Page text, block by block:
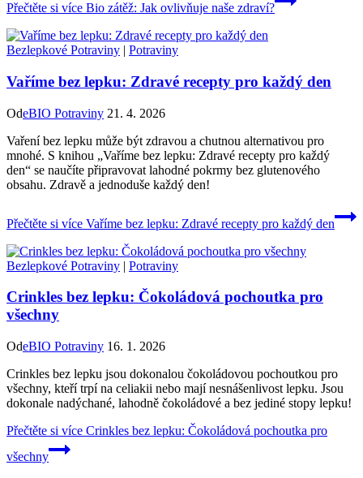
Přečtěte si více Bio zátěž: Jak ovlivňuje naše zdraví?
Bezlepkové Potraviny | Potraviny
Vaříme bez lepku: Zdravé recepty pro každý den
OdeBIO Potraviny 21. 4. 2026
Vaření bez lepku může být zdravou a chutnou alternativou pro
mnohé. S knihou „Vaříme bez lepku: Zdravé recepty pro každý
den“ se naučíte připravovat lahodné pokrmy bez glutenového
obsahu. Zdravě a jednoduše každý den!
Přečtěte si více Vaříme bez lepku: Zdravé recepty pro každý den
Bezlepkové Potraviny | Potraviny
Crinkles bez lepku: Čokoládová pochoutka pro
všechny
OdeBIO Potraviny 16. 1. 2026
Crinkles bez lepku jsou dokonalou čokoládovou pochoutkou pro
všechny, kteří trpí na celiakii nebo mají nesnášenlivost lepku. Jsou
dokonale nadýchané, lahodně čokoládové a bez jediné stopy lepku!
Přečtěte si více Crinkles bez lepku: Čokoládová pochoutka pro
všechny